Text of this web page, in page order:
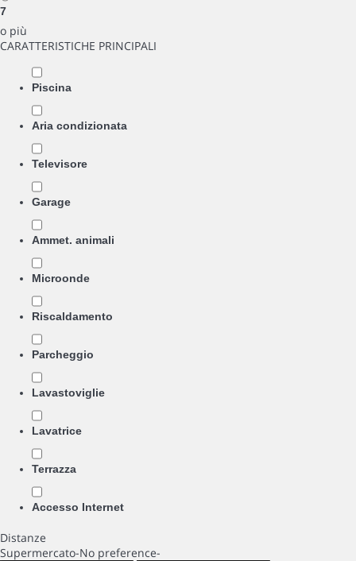
7
o più
CARATTERISTICHE PRINCIPALI
Piscina
Aria condizionata
Televisore
Garage
Ammet. animali
Microonde
Riscaldamento
Parcheggio
Lavastoviglie
Lavatrice
Terrazza
Accesso Internet
Distanze
Supermercato-No preference-